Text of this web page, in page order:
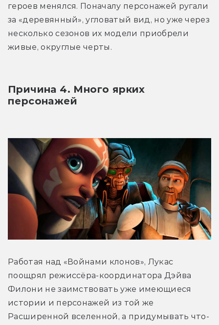
героев менялся. Поначалу персонажей ругали
за «деревянный», угловатый вид, но уже через
несколько сезонов их модели приобрели
живые, округлые черты.
Причина 4. Много ярких
персонажей
Работая над «Войнами клонов», Лукас
поощрял режиссёра-координатора Дэйва
Филони не заимствовать уже имеющиеся
истории и персонажей из той же
Расширенной вселенной, а придумывать что-